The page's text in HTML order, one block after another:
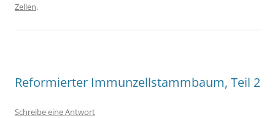
Zellen.
Reformierter Immunzellstammbaum, Teil 2
Schreibe eine Antwort